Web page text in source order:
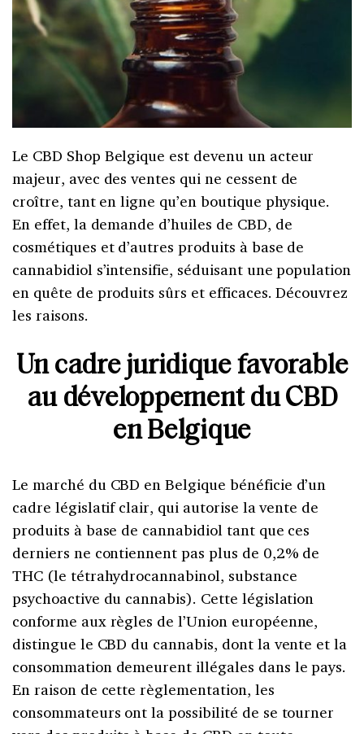
Le CBD Shop Belgique est devenu un acteur
majeur, avec des ventes qui ne cessent de
croître, tant en ligne qu’en boutique physique.
En effet, la demande d’huiles de CBD, de
cosmétiques et d’autres produits à base de
cannabidiol s’intensifie, séduisant une population
en quête de produits sûrs et efficaces. Découvrez
les raisons.
Un cadre juridique favorable
au développement du CBD
en Belgique
Le marché du CBD en Belgique bénéficie d’un
cadre législatif clair, qui autorise la vente de
produits à base de cannabidiol tant que ces
derniers ne contiennent pas plus de 0,2% de
THC (le tétrahydrocannabinol, substance
psychoactive du cannabis). Cette législation
conforme aux règles de l’Union européenne,
distingue le CBD du cannabis, dont la vente et la
consommation demeurent illégales dans le pays.
En raison de cette règlementation, les
consommateurs ont la possibilité de se tourner